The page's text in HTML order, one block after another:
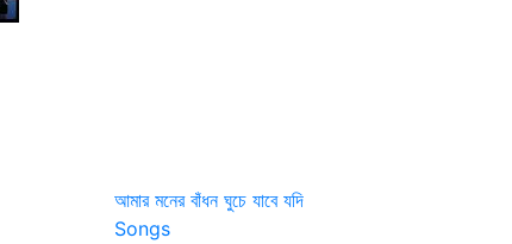
আমার মনের বাঁধন ঘুচে যাবে যদি
Songs